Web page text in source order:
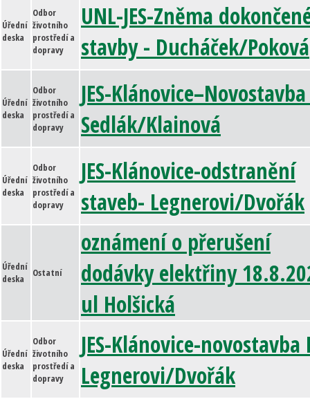
Úřední
deska
Odbor
životního
prostředí a
dopravy
UNL-JES-Zněma
stavby - Ducháček/Poková
Úřední
deska
Odbor
životního
prostředí a
dopravy
JES-
Sedlák/Klainová
Úřední
deska
Odbor
životního
prostředí a
dopravy
JES-Klánovice-odstranění
staveb- Legnerovi/Dvořák
Úřední
deska
Ostatní
oznámení o přerušení
dodávky elektřiny
ul Holšická
Úřední
deska
Odbor
životního
prostředí a
dopravy
JES-Klánovice-novostavba
Legnerovi/Dvořák